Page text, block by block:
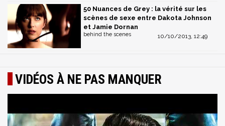
50 Nuances de Grey : la vérité sur les
scènes de sexe entre Dakota Johnson
et Jamie Dornan
10/10/2013, 12:49
behind the scenes
VIDÉOS À NE PAS MANQUER